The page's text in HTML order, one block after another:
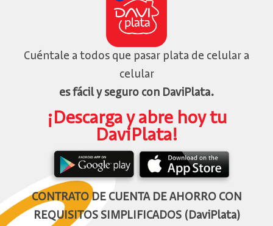
Cuéntale a todos que pasar plata de celular a
celular
es fácil y seguro con DaviPlata.
¡Descarga y abre hoy tu
DaviPlata!
CONTRATO DE CUENTA DE AHORRO CON
REQUISITOS SIMPLIFICADOS (DaviPlata)